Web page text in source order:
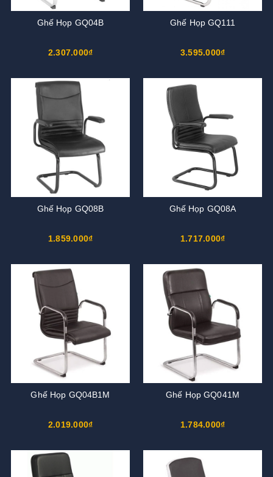
Ghế Họp GQ04B
2.307.000₫
Ghế Họp GQ111
3.595.000₫
Ghế Họp GQ08B
1.859.000₫
Ghế Họp GQ08A
1.717.000₫
Ghế Họp GQ04B1M
2.019.000₫
Ghế Họp GQ041M
1.784.000₫